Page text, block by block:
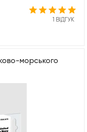
1 ВІДГУК
морського